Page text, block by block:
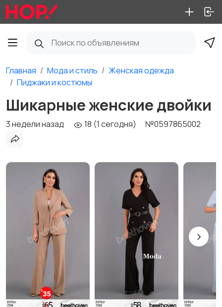
Главная Мода и стиль
Женская одежда
Пиджаки и костюмы
Шикарные женские двойки
3 недели назад 18 (1 сегодня) №0597865002